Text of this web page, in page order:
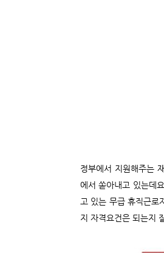
정부에서 지원해주는
에서 쏟아내고 있는데
고 있는 무급 휴직근로
지 자격요건은 되는지